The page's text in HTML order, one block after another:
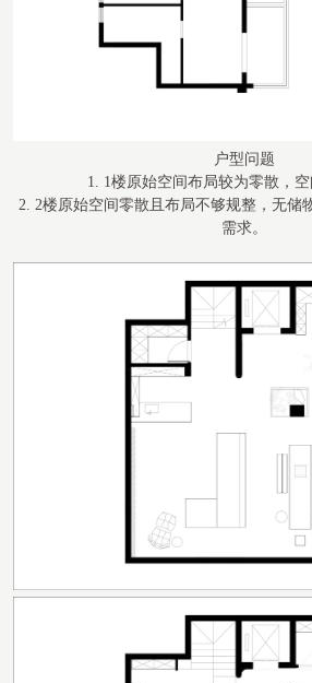
户型问题
1. 1楼原始空间布局较为零散，空
2. 2楼原始空间零散且布局不够规整，无储
需求。